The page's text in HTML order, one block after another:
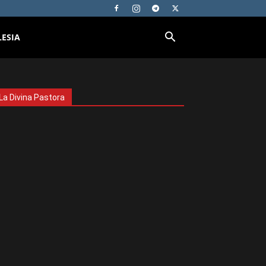
La Divina Pastora